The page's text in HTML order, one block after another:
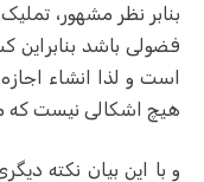
بنابر نظر مشهور،
فضولی باشد
است و لذا انشاء
هیچ اشکالی نیست که
و با این بیان نکته